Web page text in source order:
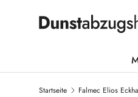
DIREKT ZUM
Startseite Falmec Elios